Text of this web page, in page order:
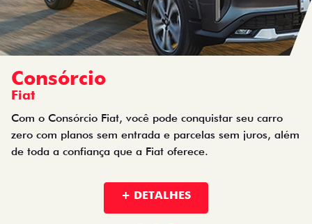
Consórcio
Fiat
Com o Consórcio Fiat, você pode conquistar seu carro
zero com planos sem entrada e parcelas sem juros, além
de toda a confiança que a Fiat oferece.
+ DETALHES